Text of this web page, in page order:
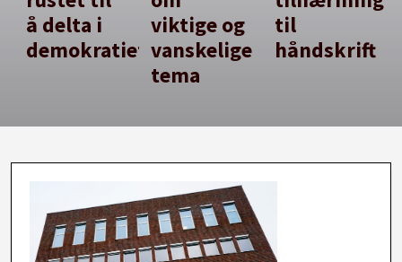
å delta i
demokratiet
viktige og
vanskelige
tema
til
håndskrift